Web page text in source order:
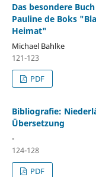
Das besondere
Pauline de Boks
Heimat"
Michael Bahlke
121-123
PDF
Bibliografie:
Übersetzung
-
124-128
PDF